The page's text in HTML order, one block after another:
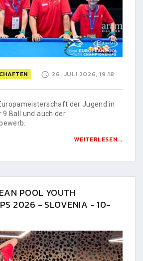
26. JULI 2026, 19:18
der Jugend in
Ball und auch der
WEITERLESEN...
POOL YOUTH
2026 - SLOVENIA - 10-